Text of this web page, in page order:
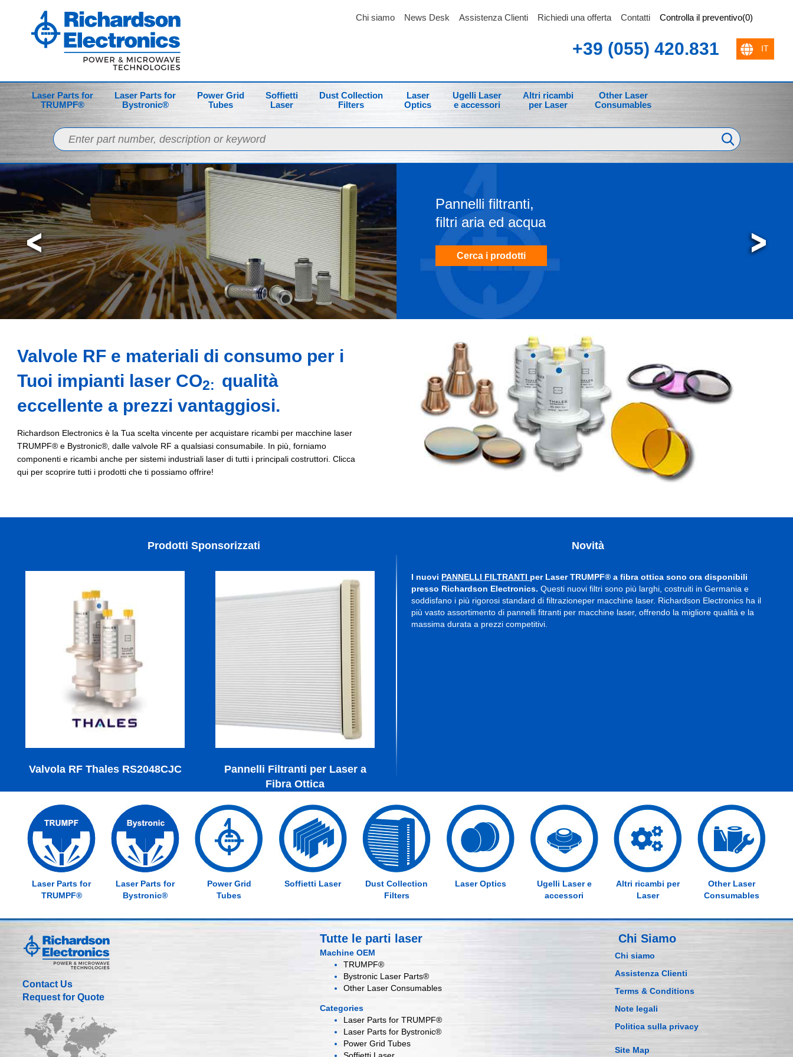
Controlla il preventivo(0)
Chi siamo News Desk Assistenza Clienti Richiedi una offerta Contatti
+39 (055) 420.831
Laser Parts for
TRUMPF®
Laser Parts for
Bystronic®
Power Grid
Tubes
Soffietti
Laser
Dust Collection
Filters
Laser
Optics
Ugelli Laser
e accessori
Altri ricambi
per Laser
Other Laser
Consumables
Pannelli filtranti,
filtri aria ed acqua
Cerca i prodotti
Valvole RF e materiali di consumo per i
Tuoi impianti laser CO2: qualità
eccellente a prezzi vantaggiosi.
Richardson Electronics è la Tua scelta vincente per acquistare ricambi per macchine laser
TRUMPF® e Bystronic®, dalle valvole RF a qualsiasi consumabile. In più, forniamo
componenti e ricambi anche per sistemi industriali laser di tutti i principali costruttori. Clicca
qui per scoprire tutti i prodotti che ti possiamo offrire!
Prodotti Sponsorizzati
Valvola RF Thales RS2048CJC
Pannelli Filtranti per Laser a
Fibra Ottica
Novità
I nuovi PANNELLI FILTRANTI per Laser TRUMPF® a fibra ottica sono ora disponibili
presso Richardson Electronics. Questi nuovi filtri sono più larghi, costruiti in Germania e
soddisfano i più rigorosi standard di filtrazioneper macchine laser. Richardson Electronics ha il
più vasto assortimento di pannelli fitranti per macchine laser, offrendo la migliore qualità e la
massima durata a prezzi competitivi.
Laser Parts for
TRUMPF®
Laser Parts for
Bystronic®
Power Grid
Tubes
Soffietti Laser
Dust Collection
Filters
Laser Optics
Ugelli Laser e
accessori
Altri ricambi per
Laser
Other Laser
Consumables
Contact Us
Request for Quote
Tutte le parti laser
Machine OEM
TRUMPF®
Bystronic Laser Parts®
Other Laser Consumables
Categories
Laser Parts for TRUMPF®
Laser Parts for Bystronic®
Power Grid Tubes
Soffietti Laser
Chi Siamo
Chi siamo
Assistenza Clienti
Terms & Conditions
Note legali
Politica sulla privacy
Site Map